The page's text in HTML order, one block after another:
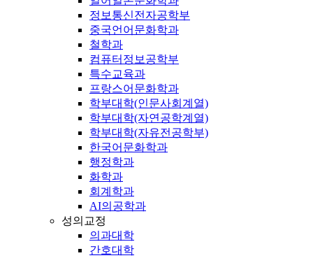
정보통신전자공학부
중국언어문화학과
철학과
컴퓨터정보공학부
특수교육과
프랑스어문화학과
학부대학(인문사회계열)
학부대학(자연공학계열)
학부대학(자유전공학부)
한국어문화학과
행정학과
화학과
회계학과
AI의공학과
성의교정
의과대학
간호대학